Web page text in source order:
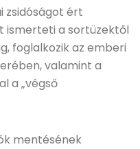
zsidóságot ért
ismerteti a sortüzektől
foglalkozik az emberi
valamint a
a „végső
mentésének